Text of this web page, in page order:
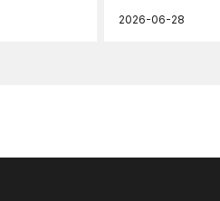
2026-06-28